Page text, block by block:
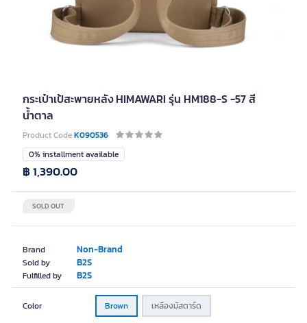
กระเป๋าเป้สะพายหลัง HIMAWARI รุ่น HM188-S -57 สี
น้ำตาล
Product CodeK090536
Brand Non-Brand
Sold by B2S
Fulfilled by B2S
0% installment available
SOLD OUT
฿ 1,390.00
Color Brown เหลืองมัสตาร์ด